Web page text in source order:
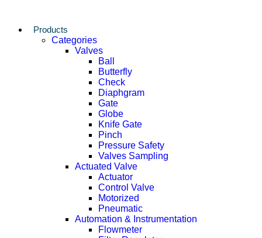
Products
Categories
Valves
Ball
Butterfly
Check
Diaphgram
Gate
Globe
Knife Gate
Pinch
Pressure Safety
Valves Sampling
Actuated Valve
Actuator
Control Valve
Motorized
Pneumatic
Automation & Instrumentation
Flowmeter